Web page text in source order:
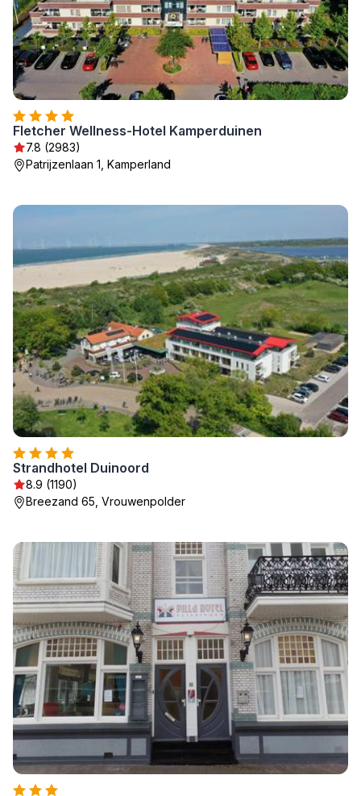
Fletcher Wellness-Hotel Kamperduinen
7.8 (2983)
Patrijzenlaan 1, Kamperland
Strandhotel Duinoord
8.9 (1190)
Breezand 65, Vrouwenpolder